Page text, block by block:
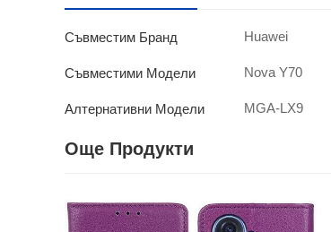
Съвместим Бранд Huawei
Съвместими Модели Nova Y70
Алтернативни Модели MGA-LX9
Още Продукти